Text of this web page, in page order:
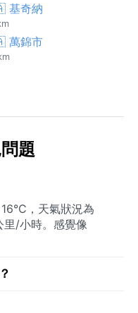
奇納
錦市
題
，天氣狀況為
/小時。感覺像